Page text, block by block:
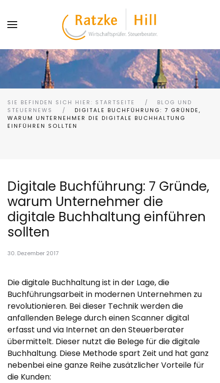
SIE BEFINDEN SICH HIER: STARTSEITE
BLOG UND
STEUERNEWS
DIGITALE BUCHFÜHRUNG: 7 GRÜNDE,
WARUM UNTERNEHMER DIE DIGITALE BUCHHALTUNG
EINFÜHREN SOLLTEN
Digitale Buchführung: 7 Gründe,
warum Unternehmer die
digitale Buchhaltung einführen
sollten
30. Dezember 2017
Die digitale Buchhaltung ist in der Lage, die
Buchführungsarbeit in modernen Unternehmen zu
revolutionieren. Bei dieser Technik werden die
anfallenden Belege durch einen Scanner digital
erfasst und via Internet an den Steuerberater
übermittelt. Dieser nutzt die Belege für die digitale
Buchhaltung. Diese Methode spart Zeit und hat ganz
nebenbei eine ganze Reihe zusätzlicher Vorteile für
die Kunden: